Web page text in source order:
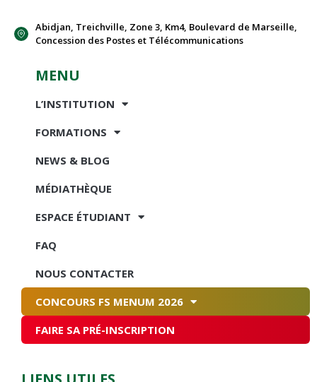
Abidjan, Treichville, Zone 3, Km4, Boulevard de Marseille,
Concession des Postes et Télécommunications
MENU
L’INSTITUTION
FORMATIONS
NEWS & BLOG
MÉDIATHÈQUE
ESPACE ÉTUDIANT
FAQ
NOUS CONTACTER
CONCOURS FS MENUM 2026
FAIRE SA PRÉ-INSCRIPTION